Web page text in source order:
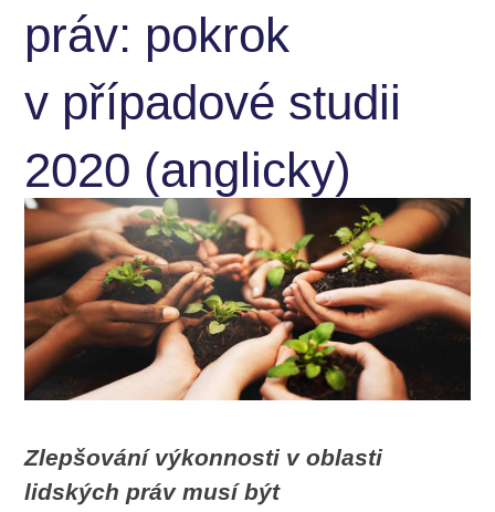
práv: pokrok
v případové studii
2020 (anglicky)
Zlepšování výkonnosti v oblasti
lidských práv musí být